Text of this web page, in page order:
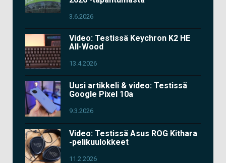
3.6.2026
Video: Testissä Keychron K2 HE
All-Wood
13.4.2026
Uusi artikkeli & video: Testissä
Google Pixel 10a
9.3.2026
Video: Testissä Asus ROG Kithara
-pelikuulokkeet
11.2.2026